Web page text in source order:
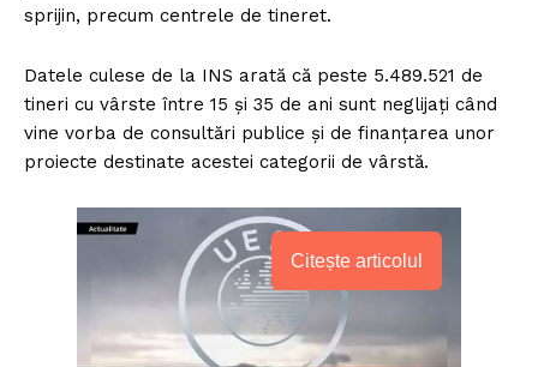
sprijin, precum centrele de tineret.
Datele culese de la INS arată că peste 5.489.521 de
tineri cu vârste între 15 și 35 de ani sunt neglijați când
vine vorba de consultări publice și de finanțarea unor
proiecte destinate acestei categorii de vârstă.
Citește articolul